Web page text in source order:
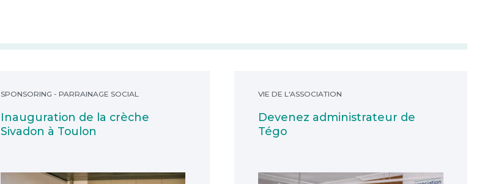
une aide exceptionnelle de
SPONSORING - PARRAINAGE SOCIAL
Inauguration de la crèche
Sivadon à Toulon
VIE DE L'ASSOCIATION
Devenez administrateur de
Tégo